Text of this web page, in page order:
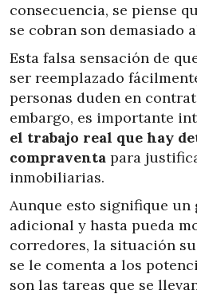
consecuencia, se piense
se cobran son demasiado
Esta falsa sensación de
ser reemplazado
personas duden en
embargo, es importante
el trabajo real que hay
compraventa para
inmobiliarias.
Aunque esto signifique un
adicional y hasta pueda
corredores, la situación
se le comenta a los
son las tareas que se